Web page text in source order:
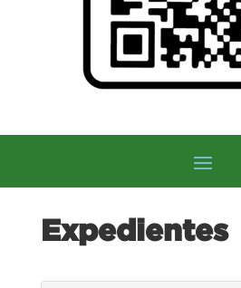
Expedientes